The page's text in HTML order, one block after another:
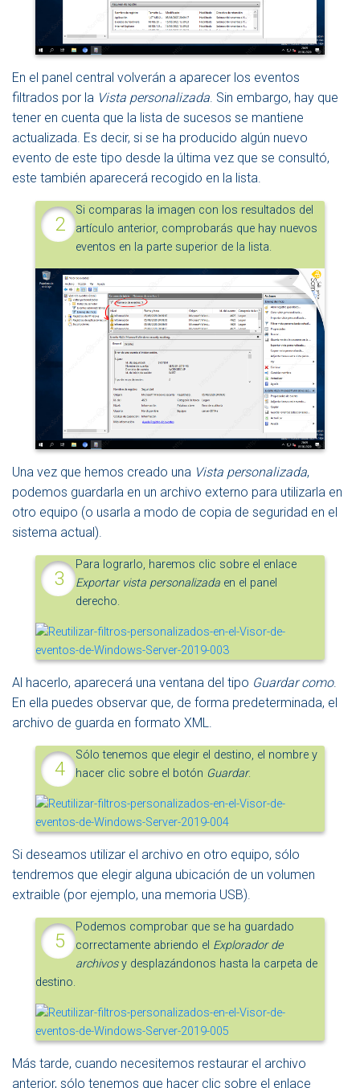
En el panel central volverán a aparecer los eventos
filtrados por la Vista personalizada. Sin embargo, hay que
tener en cuenta que la lista de sucesos se mantiene
actualizada. Es decir, si se ha producido algún nuevo
evento de este tipo desde la última vez que se consultó,
este también aparecerá recogido en la lista.
Si comparas la imagen con los resultados del
artículo anterior, comprobarás que hay nuevos
eventos en la parte superior de la lista.
Una vez que hemos creado una Vista personalizada,
podemos guardarla en un archivo externo para utilizarla en
otro equipo (o usarla a modo de copia de seguridad en el
sistema actual).
Para lograrlo, haremos clic sobre el enlace
Exportar vista personalizada en el panel
derecho.
Al hacerlo, aparecerá una ventana del tipo Guardar como.
En ella puedes observar que, de forma predeterminada, el
archivo de guarda en formato XML.
Sólo tenemos que elegir el destino, el nombre y
hacer clic sobre el botón Guardar.
Si deseamos utilizar el archivo en otro equipo, sólo
tendremos que elegir alguna ubicación de un volumen
extraible (por ejemplo, una memoria USB).
Podemos comprobar que se ha guardado
correctamente abriendo el Explorador de
archivosy desplazándonos hasta la carpeta de
destino.
Más tarde, cuando necesitemos restaurar el archivo
anterior, sólo tenemos que hacer clic sobre el enlace